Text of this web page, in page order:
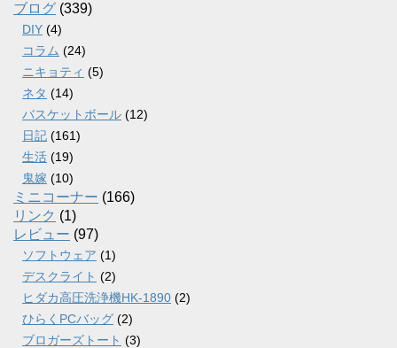
ブログ (339)
DIY (4)
コラム (24)
ニキョティ (5)
ネタ (14)
バスケットボール (12)
日記 (161)
生活 (19)
鬼嫁 (10)
ミニコーナー (166)
リンク (1)
レビュー (97)
ソフトウェア (1)
デスクライト (2)
ヒダカ高圧洗浄機HK-1890 (2)
ひらくPCバッグ (2)
ブロガーズトート (3)